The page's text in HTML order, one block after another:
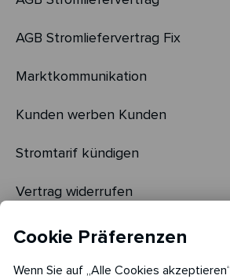
AGB Stromliefervertrag Fix
Marktkommunikation
Kunden werben Kunden
Stromtarif kündigen
Vertrag widerrufen
Cookie Einstellungen
Cookie Präferenzen
Wenn Sie auf „Alle Cookies